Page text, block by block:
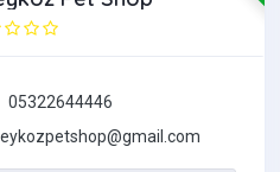
05322644446